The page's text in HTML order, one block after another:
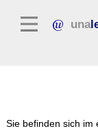
una
Sie befinden sich im